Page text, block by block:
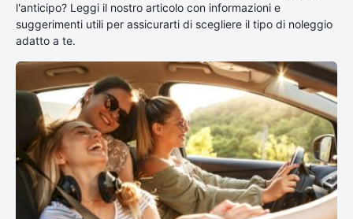
l'anticipo? Leggi il nostro articolo con informazioni e
suggerimenti utili per assicurarti di scegliere il tipo di noleggio
adatto a te.